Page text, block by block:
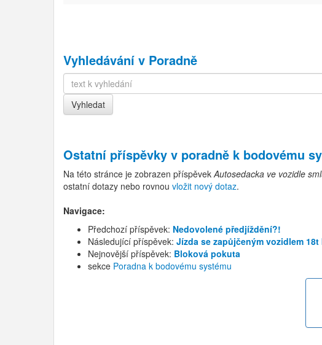
Vyhledávání v Poradně
Ostatní příspěvky v poradně k bodovému
Na této stránce je zobrazen příspěvekAutosedacka ve vozidle
ostatní dotazy nebo rovnou vložit nový dotaz.
Navigace:
Předchozí příspěvek: Nedovolené předjíždění?!
Následující příspěvek: Jízda se zapůjčeným vozidlem
Nejnovější příspěvek: Bloková pokuta
sekce Poradna k bodovému systému